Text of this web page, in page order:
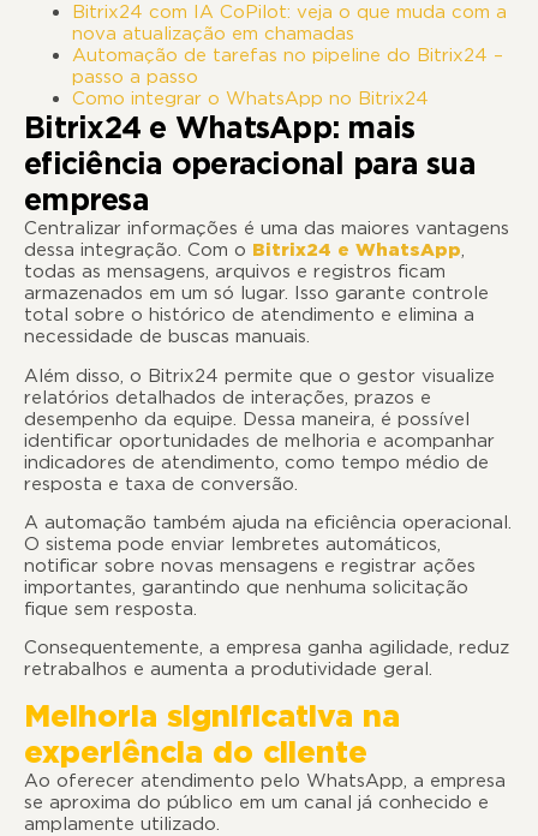
Bitrix24 com IA CoPilot: veja o que muda com a
nova atualização em chamadas
Automação de tarefas no pipeline do Bitrix24 –
passo a passo
Como integrar o WhatsApp no Bitrix24
Bitrix24 e WhatsApp: mais
eficiência operacional para sua
empresa
Centralizar informações é uma das maiores vantagens
dessa integração. Com o Bitrix24 e WhatsApp,
todas as mensagens, arquivos e registros ficam
armazenados em um só lugar. Isso garante controle
total sobre o histórico de atendimento e elimina a
necessidade de buscas manuais.
Além disso, o Bitrix24 permite que o gestor visualize
relatórios detalhados de interações, prazos e
desempenho da equipe. Dessa maneira, é possível
identificar oportunidades de melhoria e acompanhar
indicadores de atendimento, como tempo médio de
resposta e taxa de conversão.
A automação também ajuda na eficiência operacional.
O sistema pode enviar lembretes automáticos,
notificar sobre novas mensagens e registrar ações
importantes, garantindo que nenhuma solicitação
fique sem resposta.
Consequentemente, a empresa ganha agilidade, reduz
retrabalhos e aumenta a produtividade geral.
Melhoria significativa na
experiência do cliente
Ao oferecer atendimento pelo WhatsApp, a empresa
se aproxima do público em um canal já conhecido e
amplamente utilizado.